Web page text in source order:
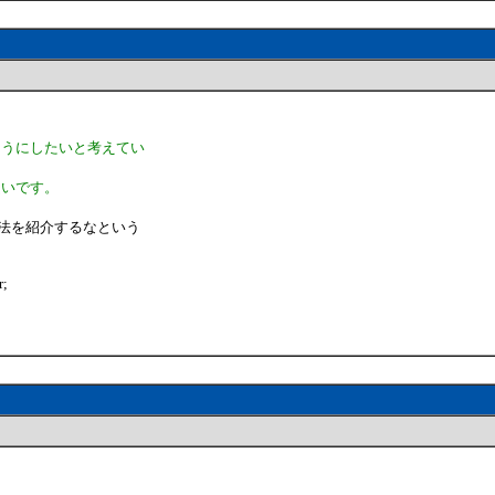
にしたいと考えてい
です。
を紹介するなという